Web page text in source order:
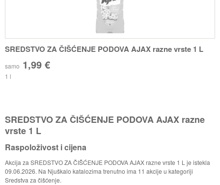
SREDSTVO ZA ČIŠĆENJE PODOVA AJAX razne vrste 1 L
samo 1,99 €
1 l
SREDSTVO ZA ČIŠĆENJE PODOVA AJAX razne
vrste 1 L
Raspoloživost i cijena
Akcija za SREDSTVO ZA ČIŠĆENJE PODOVA AJAX razne vrste 1 L je istekla
09.06.2026. Na Njuškalo katalozima trenutno ima 11 akcije u kategoriji
Sredstva za čišćenje.